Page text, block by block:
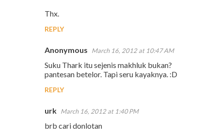
Thx.
REPLY
Anonymous March 16, 2012 at 10:47 AM
Suku Thark itu sejenis makhluk bukan?
pantesan betelor. Tapi seru kayaknya. :D
REPLY
urk March 16, 2012 at 1:40 PM
brb cari donlotan